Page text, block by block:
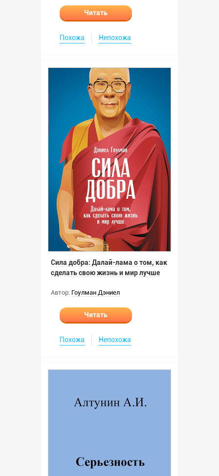
Читать
Похожа Непохожа
Сила добра: Далай-лама о том, как
сделать свою жизнь и мир лучше
Автор: Гоулман Дэниел
Читать
Похожа Непохожа